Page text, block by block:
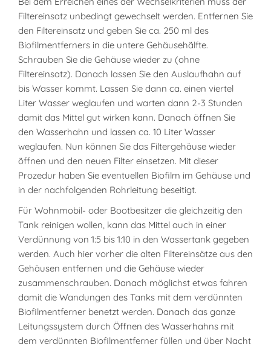
Filtereinsatz unbedingt gewechselt werden. Entfernen Sie
den Filtereinsatz und geben Sie ca. 250 ml des
Biofilmentferners in die untere Gehäusehälfte.
Schrauben Sie die Gehäuse wieder zu (ohne
Filtereinsatz). Danach lassen Sie den Auslaufhahn auf
bis Wasser kommt. Lassen Sie dann ca. einen viertel
Liter Wasser weglaufen und warten dann 2-3 Stunden
damit das Mittel gut wirken kann. Danach öffnen Sie
den Wasserhahn und lassen ca. 10 Liter Wasser
weglaufen. Nun können Sie das Filtergehäuse wieder
öffnen und den neuen Filter einsetzen. Mit dieser
Prozedur haben Sie eventuellen Biofilm im Gehäuse und
in der nachfolgenden Rohrleitung beseitigt.
Für Wohnmobil- oder Bootbesitzer die gleichzeitig den
Tank reinigen wollen, kann das Mittel auch in einer
Verdünnung von 1:5 bis 1:10 in den Wassertank gegeben
werden. Auch hier vorher die alten Filtereinsätze aus den
Gehäusen entfernen und die Gehäuse wieder
zusammenschrauben. Danach möglichst etwas fahren
damit die Wandungen des Tanks mit dem verdünnten
Biofilmentferner benetzt werden. Danach das ganze
Leitungssystem durch Öffnen des Wasserhahns mit
dem verdünnten Biofilmentferner füllen und über Nacht